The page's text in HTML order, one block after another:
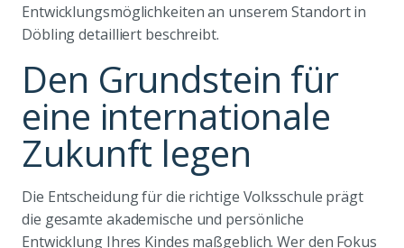
Entwicklungsmöglichkeiten an unserem Standort in
Döbling detailliert beschreibt.
Den Grundstein für
eine internationale
Zukunft legen
Die Entscheidung für die richtige Volksschule prägt
die gesamte akademische und persönliche
Entwicklung Ihres Kindes maßgeblich. Wer den Fokus